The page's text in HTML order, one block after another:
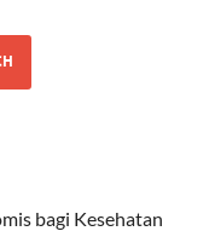
bagi Kesehatan